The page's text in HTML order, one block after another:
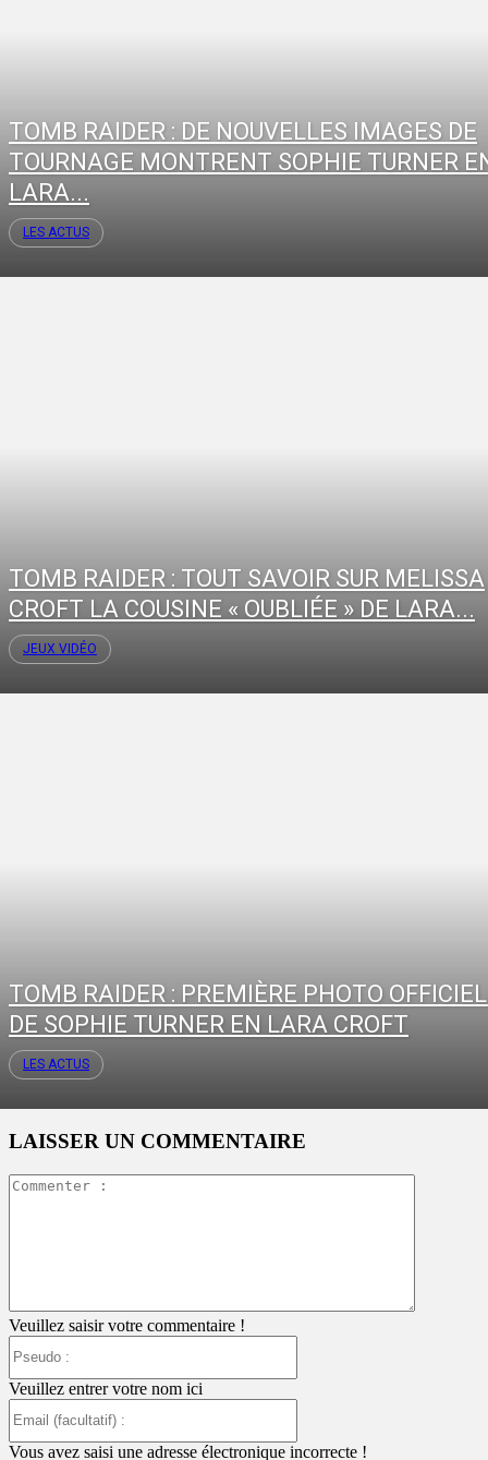
TOMB RAIDER : DE NOUVELLES IMAGES DE
TOURNAGE MONTRENT SOPHIE TURNER
LARA...
LES ACTUS
TOMB RAIDER : TOUT SAVOIR SUR MELISSA
CROFT LA COUSINE « OUBLIÉE » DE LARA...
JEUX VIDÉO
TOMB RAIDER : PREMIÈRE PHOTO
DE SOPHIE TURNER EN LARA CROFT
LES ACTUS
LAISSER UN COMMENTAIRE
Veuillez saisir votre commentaire !
Veuillez entrer votre nom ici
:
Vous avez saisi une adresse électronique incorrecte !